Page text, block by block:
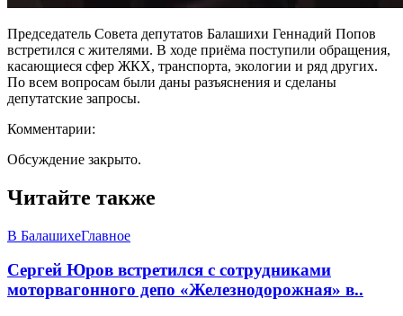
Председатель Совета депутатов Балашихи Геннадий Попов
встретился с жителями. В ходе приёма поступили обращения,
касающиеся сфер ЖКХ, транспорта, экологии и ряд других.
По всем вопросам были даны разъяснения и сделаны
депутатские запросы.
Комментарии:
Обсуждение закрыто.
Читайте также
В БалашихеГлавное
Сергей Юров встретился с сотрудниками
моторвагонного депо «Железнодорожная» в..